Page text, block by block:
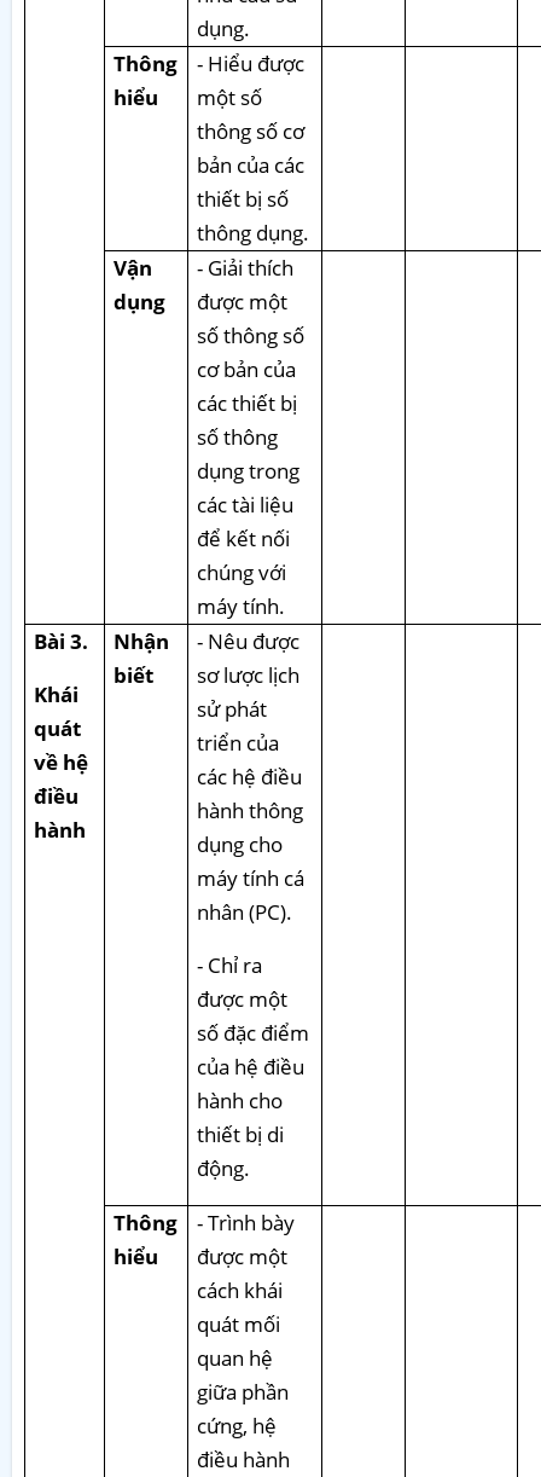
dụng.
Thông
hiểu
- Hiểu được
một số
thông số cơ
bản của các
thiết bị số
thông dụng.
Vận
dụng
- Giải thích
được một
số thông số
cơ bản của
các thiết bị
số thông
dụng trong
các tài liệu
để kết nối
chúng với
máy tính.
Bài 3.
Khái
quát
về hệ
điều
hành
Nhận
biết
- Nêu được
sơ lược lịch
sử phát
triển của
các hệ điều
hành thông
dụng cho
máy tính cá
nhân (PC).
- Chỉ ra
được một
số đặc điểm
của hệ điều
hành cho
thiết bị di
động.
Thông
hiểu
- Trình bày
được một
cách khái
quát mối
quan hệ
giữa phần
cứng, hệ
điều hành